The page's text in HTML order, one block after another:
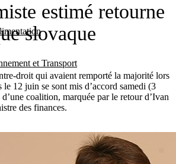
et Transport
estimé retourne
slovaque
droit qui avaient remporté la majorité lors
le 12 juin se sont mis d’accord samedi (3
coalition, marquée par le retour d’Ivan
des finances.